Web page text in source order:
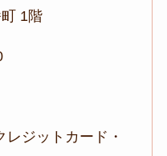
1階
ジットカード・